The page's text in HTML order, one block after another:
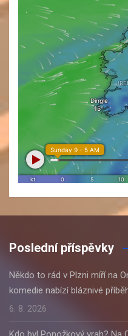
Poslední příspěvky
Někdo to rád v Plzni míří na
komedie nabízí bláznivé
6. 8. 2026